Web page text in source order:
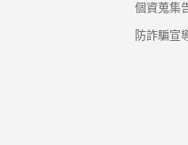
個資蒐集
防詐騙宣